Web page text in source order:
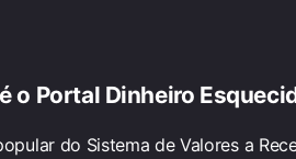
o Portal Dinheiro
do Sistema de Valores a